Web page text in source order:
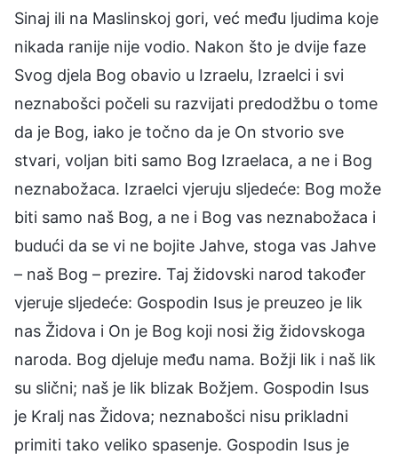
Sinaj ili na Maslinskoj gori, već među ljudima koje
nikada ranije nije vodio. Nakon što je dvije faze
Svog djela Bog obavio u Izraelu, Izraelci i svi
neznabošci počeli su razvijati predodžbu o tome
da je Bog, iako je točno da je On stvorio sve
stvari, voljan biti samo Bog Izraelaca, a ne i Bog
neznabožaca. Izraelci vjeruju sljedeće: Bog može
biti samo naš Bog, a ne i Bog vas neznabožaca i
budući da se vi ne bojite Jahve, stoga vas Jahve
– naš Bog – prezire. Taj židovski narod također
vjeruje sljedeće: Gospodin Isus je preuzeo je lik
nas Židova i On je Bog koji nosi žig židovskoga
naroda. Bog djeluje među nama. Božji lik i naš lik
su slični; naš je lik blizak Božjem. Gospodin Isus
je Kralj nas Židova; neznabošci nisu prikladni
primiti tako veliko spasenje. Gospodin Isus je